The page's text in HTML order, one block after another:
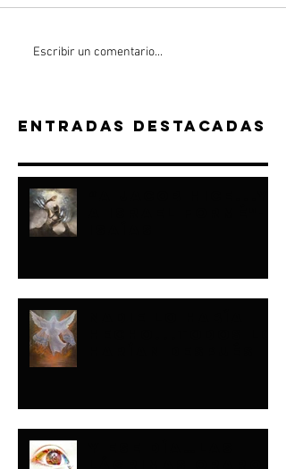
Escribir un comentario...
Entradas destacadas